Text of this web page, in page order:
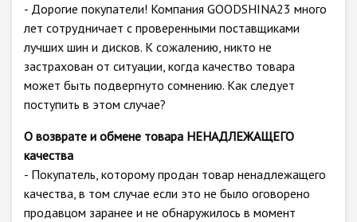
- Дорогие покупатели! Компания GOODSHINA23 много
лет сотрудничает с проверенными поставщиками
лучших шин и дисков. К сожалению, никто не
застрахован от ситуации, когда качество товара
может быть подвергнуто сомнению. Как следует
поступить в этом случае?
О возврате и обмене товара НЕНАДЛЕЖАЩЕГО
качества
- Покупатель, которому продан товар ненадлежащего
качества, в том случае если это не было оговорено
продавцом заранее и не обнаружилось в момент